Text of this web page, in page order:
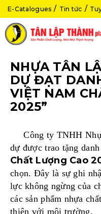
E-Catalogues Tin tức
NHỰA TÂN
DỰ ĐẠT
VIỆT NAM
2025”
Công ty TNHH
dự được trao tặng
Chất Lượng Cao
chọn. Đây là sự ghi
lực không ngừng của
các sản phẩm nhựa
thiện với môi trường.